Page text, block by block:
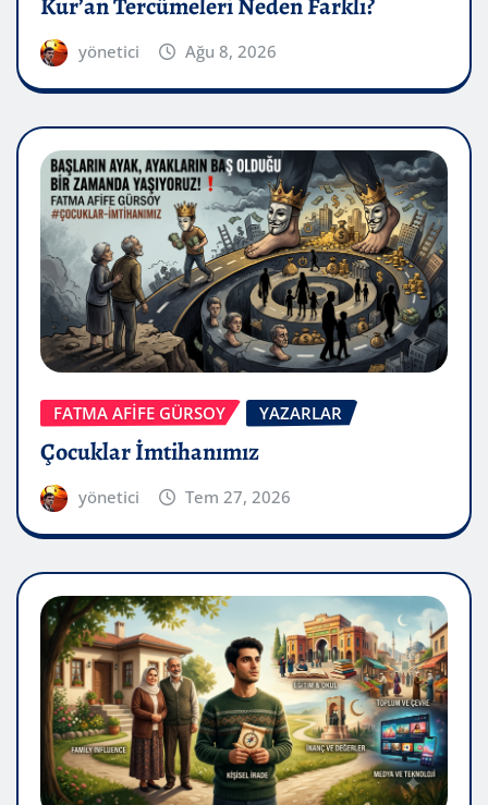
yönetici Ağu 8, 2026
FATMA AFİFE GÜRSOY YAZARLAR
Çocuklar İmtihanımız
yönetici Tem 27, 2026